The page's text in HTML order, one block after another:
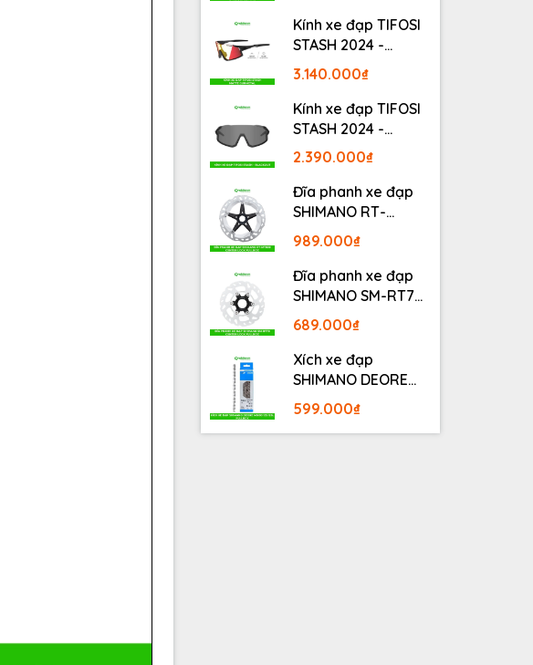
Kính xe đạp TIFOSI
STASH 2024 -
MATTE GUNMETAL
3.140.000₫
Kính xe đạp TIFOSI
STASH 2024 -
BLACKOUT
2.390.000₫
Đĩa phanh xe đạp
SHIMANO RT-
MT800 Center lock
Fullbox
989.000₫
Đĩa phanh xe đạp
SHIMANO SM-RT70
Center lock Fullbox
689.000₫
Xích xe đạp
SHIMANO DEORE
M6100 12S 126L
Fullbox
599.000₫